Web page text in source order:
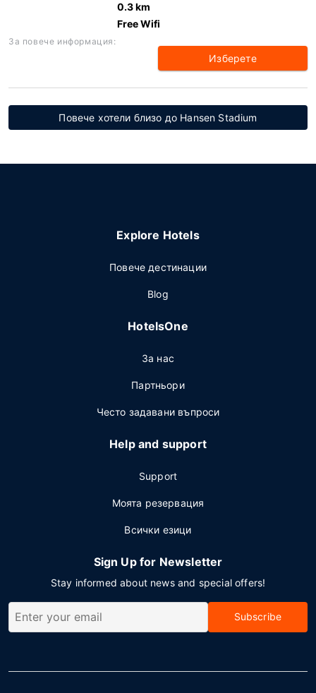
0.3 km
Free Wifi
За повече информация:
Изберете
Повече хотели близо до Hansen Stadium
Explore Hotels
Повече дестинации
Blog
HotelsOne
За нас
Партньори
Често задавани въпроси
Help and support
Support
Моята резервация
Всички езици
Sign Up for Newsletter
Stay informed about news and special offers!
Subscribe